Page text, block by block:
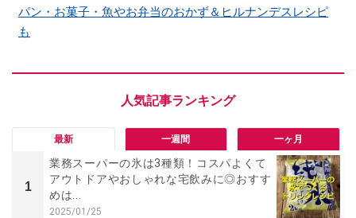
パン・お菓子・魚やお弁当のおかず＆ヒルナンデスレシピ
も
最新 一週間 一ヶ月
1
業務スーパーの氷は3種類！コスパよくて
アウトドアやおしゃれな宅飲みに◎おすす
めは...
2025/01/25